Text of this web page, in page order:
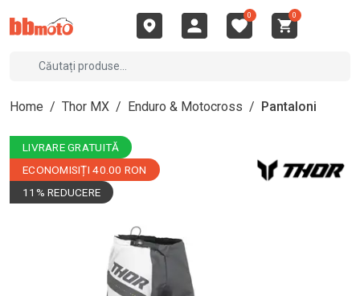
0 0
Home / Thor MX / Enduro & Motocross / Pantaloni
LIVRARE GRATUITĂ
ECONOMISIȚI 40.00 RON
11% REDUCERE